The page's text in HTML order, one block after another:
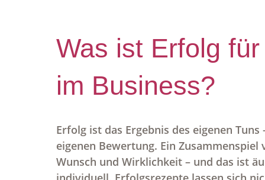
Was ist Erfolg
im Business?
Erfolg ist das Ergebnis des eigenen Tuns
eigenen Bewertung. Ein Zusammenspiel
Wunsch und Wirklichkeit – und das ist